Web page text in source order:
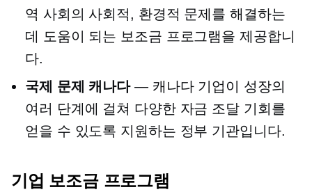
역 사회의 사회적, 환경적 문제를 해결하는
데 도움이 되는 보조금 프로그램을 제공합니
다.
국제 문제 캐나다— 캐나다 기업이 성장의
여러 단계에 걸쳐 다양한 자금 조달 기회를
얻을 수 있도록 지원하는 정부 기관입니다.
기업 보조금 프로그램